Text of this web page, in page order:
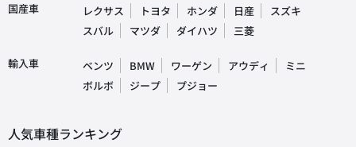
国産車 レクサス トヨタ ホンダ 日産
スズキ
スバル
マツダ ダイハツ 三菱
輸入車 ベンツ BMW ワーゲン アウディ
ミニ
ボルボ
ジープ プジョー
人気車種ランキング